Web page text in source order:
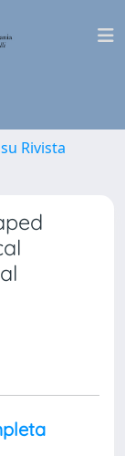
Rivista